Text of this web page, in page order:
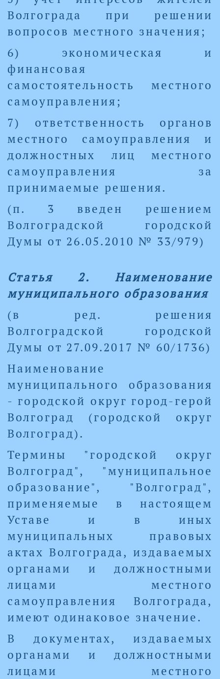
Волгограда при решении
вопросов местного значения;
6) экономическая и
финансовая
самостоятельность местного
самоуправления;
7) ответственность органов
местного самоуправления и
должностных лиц местного
самоуправления за
принимаемые решения.
(п. 3 введен решением
Волгоградской городской
Думы от 26.05.2010 № 33/979)
Статья 2. Наименование
муниципального образования
(в ред. решения
Волгоградской городской
Думы от 27.09.2017 № 60/1736)
Наименование
муниципального образования
- городской округ город-герой
Волгоград (городской округ
Волгоград).
Термины "городской округ
Волгоград", "муниципальное
образование", "Волгоград",
применяемые в настоящем
Уставе и в иных
муниципальных правовых
актах Волгограда, издаваемых
органами и должностными
лицами местного
самоуправления Волгограда,
имеют одинаковое значение.
В документах, издаваемых
органами и должностными
лицами местного